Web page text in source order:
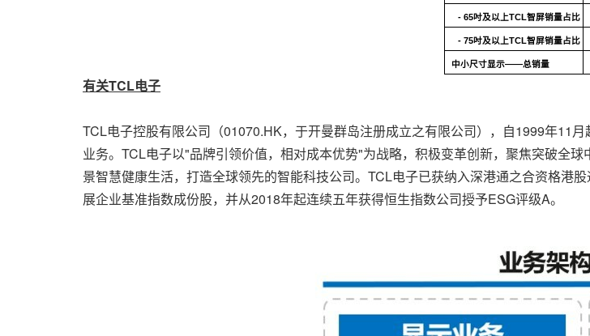
- 65吋及以上TCL智屏销量占比
- 75吋及以上TCL智屏销量占比
中小尺寸显示——总销量
有关TCL电子
TCL电子控股有限公司（01070.HK，于开曼群岛注册成立之有限公司），自1999年11
业务。TCL电子以"品牌引领价值，相对成本优势"为战略，积极变革创新，聚焦突破全
景智慧健康生活，打造全球领先的智能科技公司。TCL电子已获纳入深港通之合资格港
展企业基准指数成份股，并从2018年起连续五年获得恒生指数公司授予ESG评级A。